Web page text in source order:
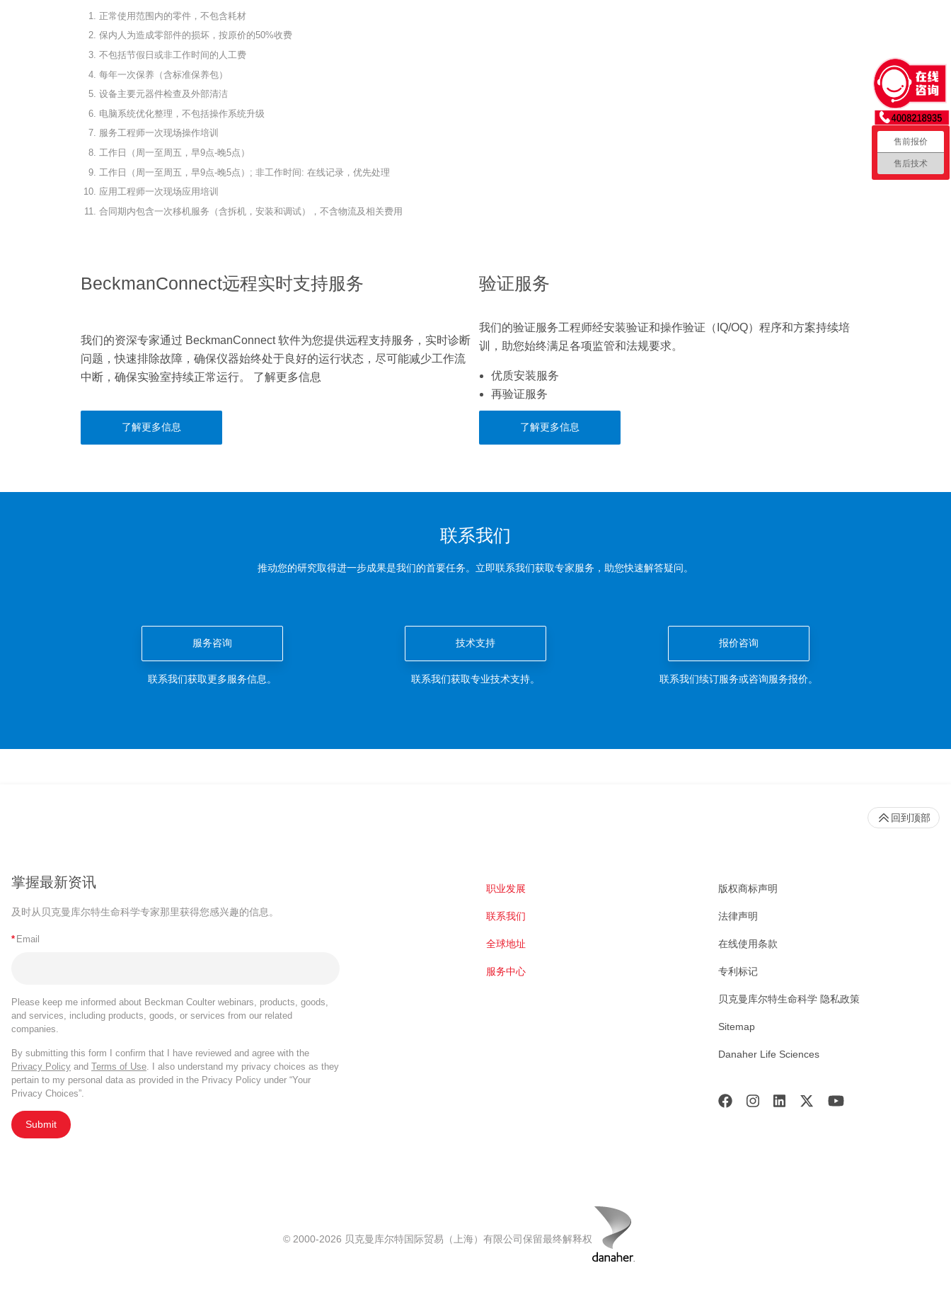
正常使用范围内的零件，不包含耗材
保内人为造成零部件的损坏，按原价的50%收费
不包括节假日或非工作时间的人工费
每年一次保养（含标准保养包）
设备主要元器件检查及外部清洁
电脑系统优化整理，不包括操作系统升级
服务工程师一次现场操作培训
工作日（周一至周五，早9点-晚5点）
工作日（周一至周五，早9点-晚5点）; 非工作时间: 在线记录，优先处理
应用工程师一次现场应用培训
合同期内包含一次移机服务（含拆机，安装和调试），不含物流及相关费用
BeckmanConnect远程实时支持服务
我们的资深专家通过 BeckmanConnect 软件为您提供远程支持服务，实时诊断
问题，快速排除故障，确保仪器始终处于良好的运行状态，尽可能减少工作流
中断，确保实验室持续正常运行。 了解更多信息
了解更多信息
验证服务
我们的验证服务工程师经安装验证和操作验证（IQ/OQ）程序和方案持续培
训，助您始终满足各项监管和法规要求。
优质安装服务
再验证服务
了解更多信息
联系我们
推动您的研究取得进一步成果是我们的首要任务。立即联系我们获取专家服务，助您快速解答疑问。
服务咨询
联系我们获取更多服务信息。
技术支持
联系我们获取专业技术支持。
报价咨询
联系我们续订服务或咨询服务报价。
掌握最新资讯
及时从贝克曼库尔特生命科学专家那里获得您感兴趣的信息。
* Email
Please keep me informed about Beckman Coulter webinars, products, goods,
and services, including products, goods, or services from our related
companies.
By submitting this form I confirm that I have reviewed and agree with the
Privacy Policy and Terms of Use. I also understand my privacy choices as they
pertain to my personal data as provided in the Privacy Policy under “Your
Privacy Choices”.
Submit
职业发展
联系我们
全球地址
服务中心
版权商标声明
法律声明
在线使用条款
专利标记
贝克曼库尔特生命科学 隐私政策
Sitemap
Danaher Life Sciences
回到顶部
© 2000-2026 贝克曼库尔特国际贸易（上海）有限公司保留最终解释权
售前报价
售后技术